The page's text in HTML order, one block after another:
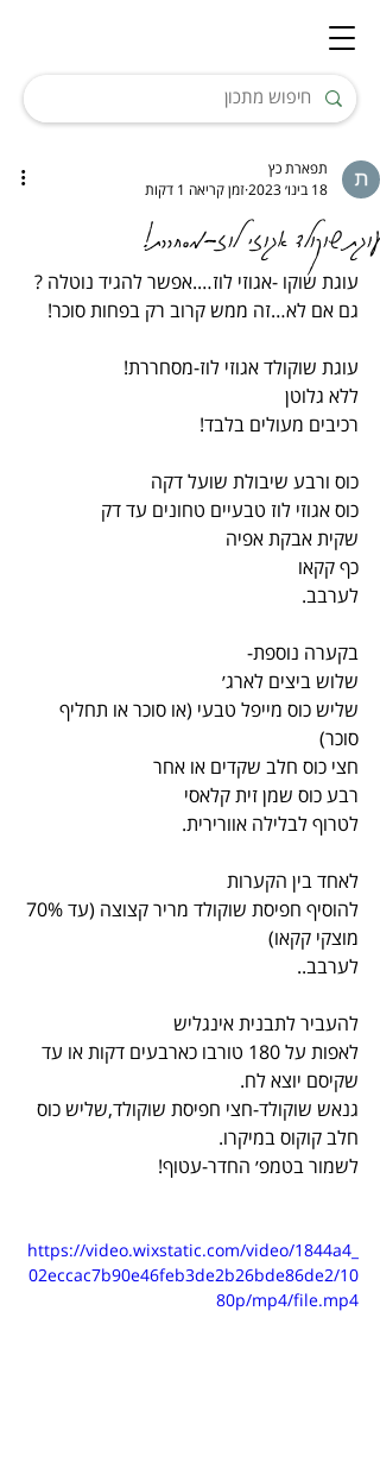
עוגת שוקולד אגוזי לוז-מסחררת!
תפארת כץ
18 בינו׳ 2023
זמן קריאה 1 דקות
עוגת שוקו -אגוזי לוז….אפשר להגיד נוטלה ?
גם אם לא…זה ממש קרוב רק בפחות סוכר!
עוגת שוקולד אגוזי לוז-מסחררת!
ללא גלוטן
רכיבים מעולים בלבד!
כוס ורבע שיבולת שועל דקה
כוס אגוזי לוז טבעיים טחונים עד דק
שקית אבקת אפיה
כף קקאו
לערבב.
בקערה נוספת-
שלוש ביצים לארג׳
שליש כוס מייפל טבעי (או סוכר או תחליף
סוכר)
חצי כוס חלב שקדים או אחר
רבע כוס שמן זית קלאסי
לטרוף לבלילה אוורירית.
לאחד בין הקערות
מוצקי קקאו)
לערבב..
להעביר לתבנית אינגליש
לאפות על 180 טורבו כארבעים דקות או עד
שקיסם יוצא לח.
גנאש שוקולד-חצי חפיסת שוקולד,שליש כוס
חלב קוקוס במיקרו.
לשמור בטמפ׳ החדר-עטוף!
https://video.wixstatic.com/video/1844a4_
02eccac7b90e46feb3de2b26bde86de2/10
80p/mp4/file.mp4